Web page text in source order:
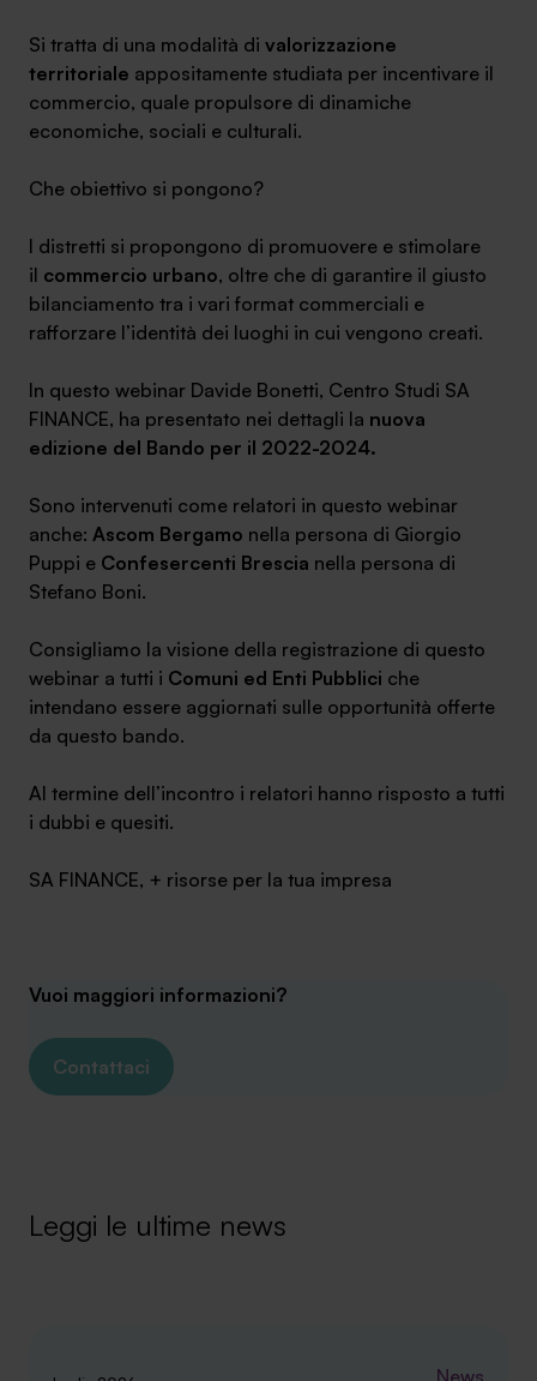
Si tratta di una modalità di valorizzazione
territoriale appositamente studiata per incentivare il
commercio, quale propulsore di dinamiche
economiche, sociali e culturali.
Che obiettivo si pongono?
I distretti si propongono di promuovere e stimolare
il commercio urbano, oltre che di garantire il giusto
bilanciamento tra i vari format commerciali e
rafforzare l’identità dei luoghi in cui vengono creati.
In questo webinar Davide Bonetti, Centro Studi SA
FINANCE, ha presentato nei dettagli la nuova
edizione del Bando per il 2022-2024.
Sono intervenuti come relatori in questo webinar
anche: Ascom Bergamo nella persona di Giorgio
Puppi e Confesercenti Brescia nella persona di
Stefano Boni.
Consigliamo la visione della registrazione di questo
webinar a tutti i Comuni ed Enti Pubblici che
intendano essere aggiornati sulle opportunità offerte
da questo bando.
Al termine dell’incontro i relatori hanno risposto a tutti
i dubbi e quesiti.
SA FINANCE, + risorse per la tua impresa
Vuoi maggiori informazioni?
Contattaci
Leggi le ultime news
News